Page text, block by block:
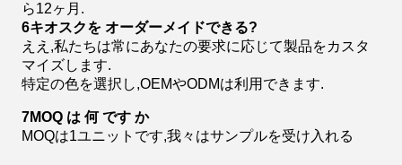
ら12ヶ月.
6キオスクを オーダーメイドできる?
ええ,私たちは常にあなたの要求に応じて製品をカスタ
マイズします.
特定の色を選択し,OEMやODMは利用できます.
7MOQ は 何 です か
MOQは1ユニットです,我々はサンプルを受け入れる